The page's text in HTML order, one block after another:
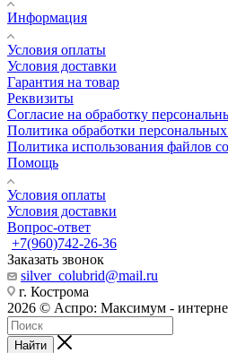
Информация
Условия оплаты
Условия доставки
Гарантия на товар
Реквизиты
Согласие на обработку
Политика обработки
Политика использования файлов
Помощь
Условия оплаты
Условия доставки
Вопрос-ответ
+7(960)742-26-36
Заказать звонок
silver_colubrid@mail.ru
г. Кострома
2026 © Аспро: Максимум -
Найти